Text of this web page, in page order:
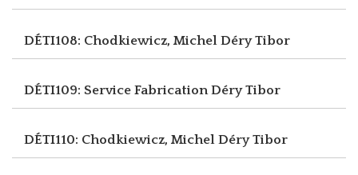
DÉTI108: Chodkiewicz, Michel Déry Tibor
DÉTI109: Service FabricationDéry Tibor
DÉTI110: Chodkiewicz, Michel Déry Tibor